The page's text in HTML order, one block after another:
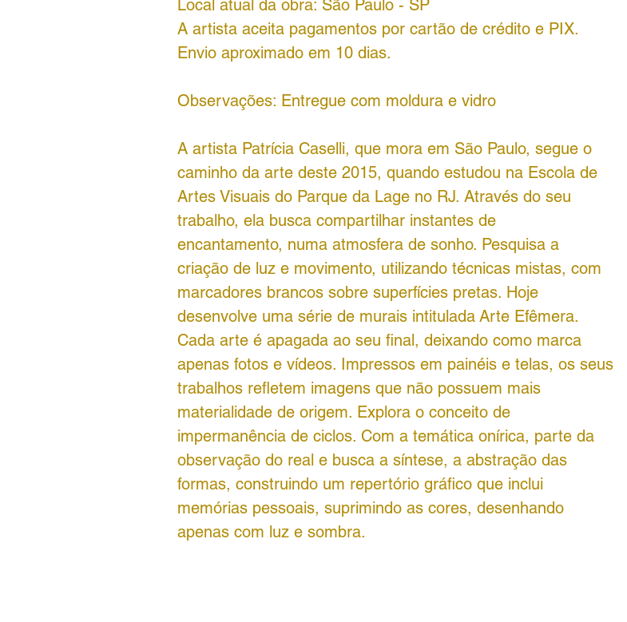
Local atual da obra: São Paulo - SP
A artista aceita pagamentos por cartão de crédito e PIX.
Envio aproximado em 10 dias.
Observações: Entregue com moldura e vidro
A artista Patrícia Caselli, que mora em São Paulo, segue o
caminho da arte deste 2015, quando estudou na Escola de
Artes Visuais do Parque da Lage no RJ. Através do seu
trabalho, ela busca compartilhar instantes de
encantamento, numa atmosfera de sonho. Pesquisa a
criação de luz e movimento, utilizando técnicas mistas, com
marcadores brancos sobre superfícies pretas. Hoje
desenvolve uma série de murais intitulada Arte Efêmera.
Cada arte é apagada ao seu final, deixando como marca
apenas fotos e vídeos. Impressos em painéis e telas, os seus
trabalhos refletem imagens que não possuem mais
materialidade de origem. Explora o conceito de
impermanência de ciclos. Com a temática onírica, parte da
observação do real e busca a síntese, a abstração das
formas, construindo um repertório gráfico que inclui
memórias pessoais, suprimindo as cores, desenhando
apenas com luz e sombra.